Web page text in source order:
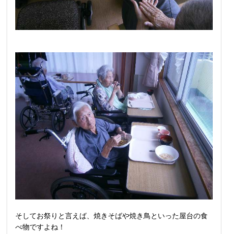
そしてお祭りと言えば、焼きそばや焼き鳥といった屋台の食
べ物ですよね！